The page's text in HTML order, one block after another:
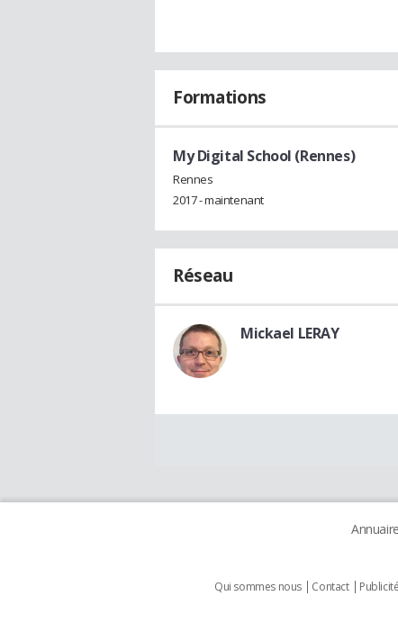
Formations
My Digital School (Rennes)
Rennes
2017 - maintenant
Réseau
Mickael LERAY
Qui sommes nous Contact Publicité